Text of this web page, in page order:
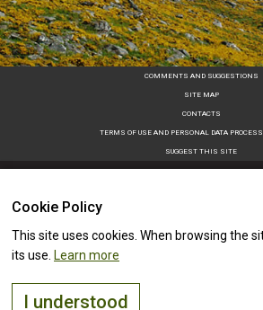
Cookie Policy
This site uses cookies. When browsing the
its use. Learn more
I understood
COMMENTS AND SUGGESTIONS
SITE MAP
CONTACTS
TERMS OF USE AND PERSONAL DATA
SUGGEST THIS SITE